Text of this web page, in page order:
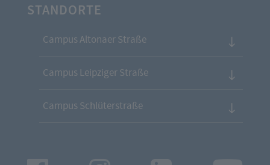
STANDORTE
Campus Altonaer Straße
Campus Leipziger Straße
Campus Schlüterstraße